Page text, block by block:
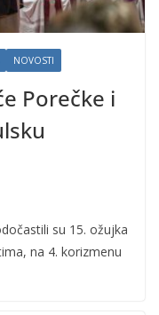
NOVOSTI
Porečke i
su 15. ožujka
na 4. korizmenu